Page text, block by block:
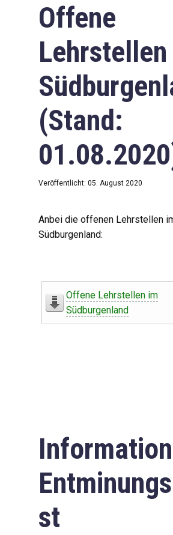
Offene
Lehrstellen
(Stand:
Veröffentlicht: 05. August 2020
Anbei die offenen Lehrstellen
Südburgenland:
Offene Lehrstellen im
Südburgenland
Information
st